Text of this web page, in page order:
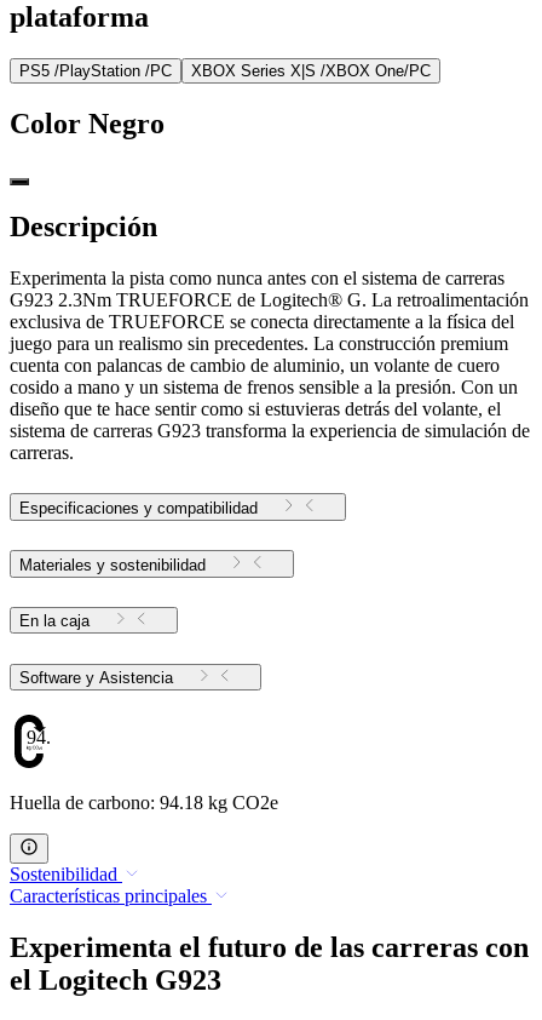
plataforma
PS5 /PlayStation /PC XBOX Series X|S /XBOX One/PC
Color Negro
Descripción
Experimenta la pista como nunca antes con el sistema de carreras
G923 2.3Nm TRUEFORCE de Logitech® G. La retroalimentación
exclusiva de TRUEFORCE se conecta directamente a la física del
juego para un realismo sin precedentes. La construcción premium
cuenta con palancas de cambio de aluminio, un volante de cuero
cosido a mano y un sistema de frenos sensible a la presión. Con un
diseño que te hace sentir como si estuvieras detrás del volante, el
sistema de carreras G923 transforma la experiencia de simulación de
carreras.
Especificaciones y compatibilidad
Materiales y sostenibilidad
En la caja
Software y Asistencia
94.18
Huella de carbono: 94.18 kg CO2e
Sostenibilidad
Características principales
Experimenta el futuro de las carreras con
el Logitech G923